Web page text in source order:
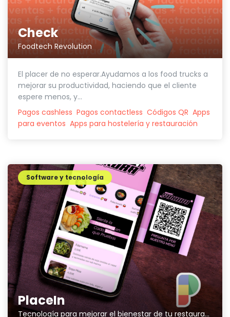
Check
Foodtech Revolution
El placer de no esperar.Ayudamos a los food trucks a
mejorar su productividad, haciendo que el cliente
espere menos, y...
Pagos cashless Pagos contactless Códigos QR Apps
para eventos Apps para hostelería y restauración
PlaceIn
Tecnología para mejorar el bienestar de tu restaurante
Software y tecnología